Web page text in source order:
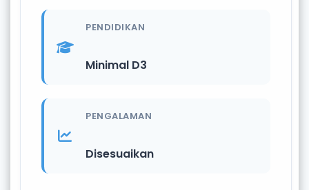
PENDIDIKAN
Minimal D3
PENGALAMAN
Disesuaikan